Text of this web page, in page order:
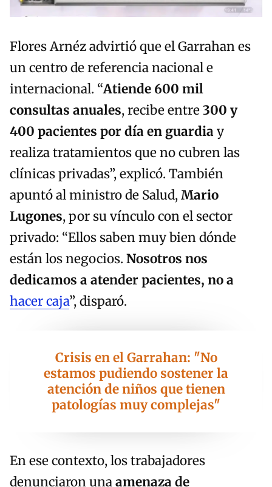
Flores Arnéz advirtió que el Garrahan es
un centro de referencia nacional e
internacional. “Atiende 600 mil
consultas anuales, recibe entre300 y
400 pacientes por día en guardiay
realiza tratamientos que no cubren las
clínicas privadas”, explicó. También
apuntó al ministro de Salud,Mario
Lugones, por su vínculo con el sector
privado: “Ellos saben muy bien dónde
están los negocios. Nosotros nos
dedicamos a atender pacientes, no a
hacer caja”, disparó.
Crisis en el Garrahan: "No
estamos pudiendo sostener la
atención de niños que tienen
patologías muy complejas"
En ese contexto, los trabajadores
denunciaron unaamenaza de